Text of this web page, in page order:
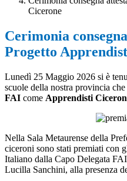
Cicerone
Cerimonia
Progetto
Lunedì 25 Maggio 2026 si è
scuole della nostra provincia
FAI come Apprendisti
Nella Sala Metaurense della
ciceroni sono stati premiati con
Italiano dalla Capo Delegata
Lucilla Sanchini, alla presenza